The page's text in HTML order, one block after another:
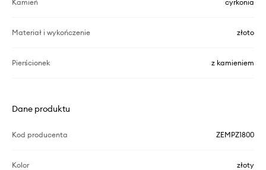
Kamień cyrkonia
Materiał i wykończenie złoto
Pierścionek z kamieniem
Dane produktu
Kod producenta ZEMPZ1800
Kolor złoty